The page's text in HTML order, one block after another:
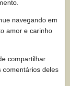
navegando em
amor e carinho
compartilhar
comentários deles